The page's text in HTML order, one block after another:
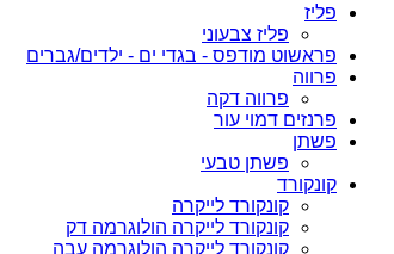
פליז
פליז צבעוני
פראשוט מודפס - בגדי ים - ילדים/גברים
פרווה
פרווה דקה
פרנזים דמוי עור
פשתן
פשתן טבעי
קונקורד
קונקורד לייקרה
קונקורד לייקרה הולוגרמה דק
קונקורד לייקרה הולוגרמה עבה